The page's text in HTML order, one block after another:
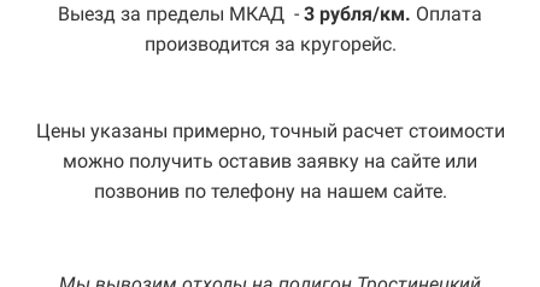
Выезд за пределы МКАД - 3 рубля/км. Оплата
производится за кругорейс.
Цены указаны примерно, точный расчет стоимости
можно получить оставив заявку на сайте или
позвонив по телефону на нашем сайте.